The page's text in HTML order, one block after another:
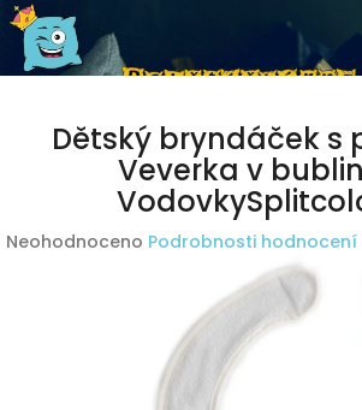
Přejít
na
obsah
Dětský bryndáček s
Veverka v
Průměrné
Neohodnoceno Podrobnosti hodnocení